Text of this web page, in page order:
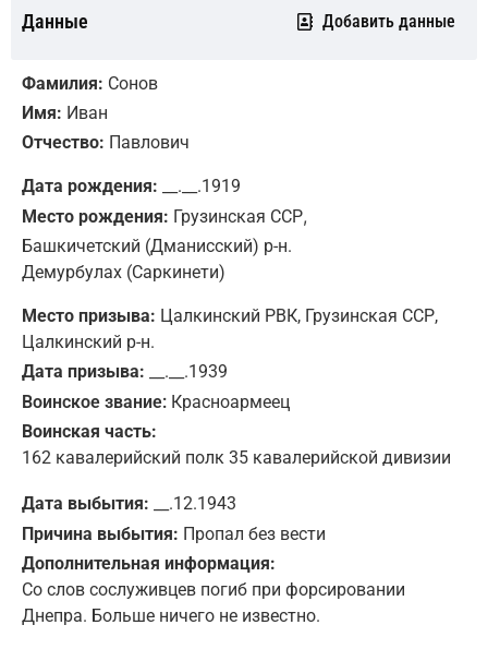
Данные Добавить данные
Фамилия: Сонов
Имя: Иван
Отчество: Павлович
Дата рождения: __.__.1919
Место рождения: Грузинская ССР,
Башкичетский (Дманисский) р-н.
Демурбулах (Саркинети)
Место призыва: Цалкинский РВК, Грузинская ССР,
Цалкинский р-н.
Дата призыва: __.__.1939
Воинское звание: Красноармеец
Воинская часть:
162 кавалерийский полк 35 кавалерийской дивизии
Дата выбытия: __.12.1943
Причина выбытия: Пропал без вести
Дополнительная информация:
Со слов сослуживцев погиб при форсировании
Днепра. Больше ничего не известно.